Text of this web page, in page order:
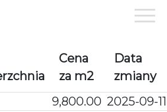
Cena
za m2
Data
zmiany
9,800.00 2025-09-11